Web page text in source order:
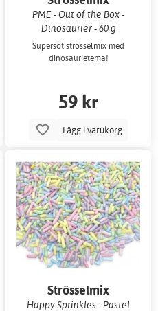
PME - Out of the Box -
Dinosaurier - 60 g
Supersöt strösselmix med
dinosaurietema!
59 kr
Lägg i varukorg
Strösselmix
Happy Sprinkles - Pastel